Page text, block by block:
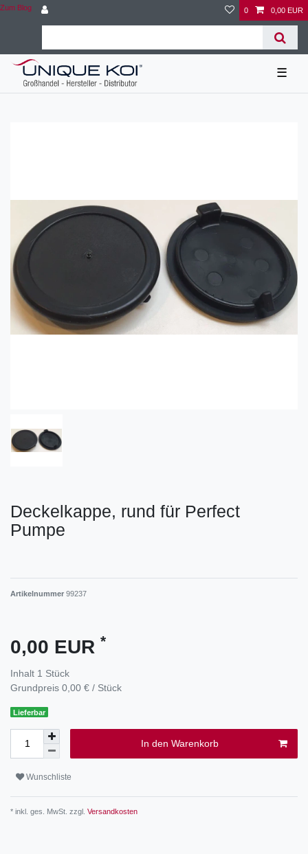
Zum Blog 0 0,00 EUR
☰
Deckelkappe, rund für Perfect
Pumpe
Artikelnummer 99237
0,00 EUR *
Inhalt 1 Stück
Grundpreis 0,00 € / Stück
Lieferbar
In den Warenkorb
Wunschliste
* inkl. ges. MwSt. zzgl. Versandkosten